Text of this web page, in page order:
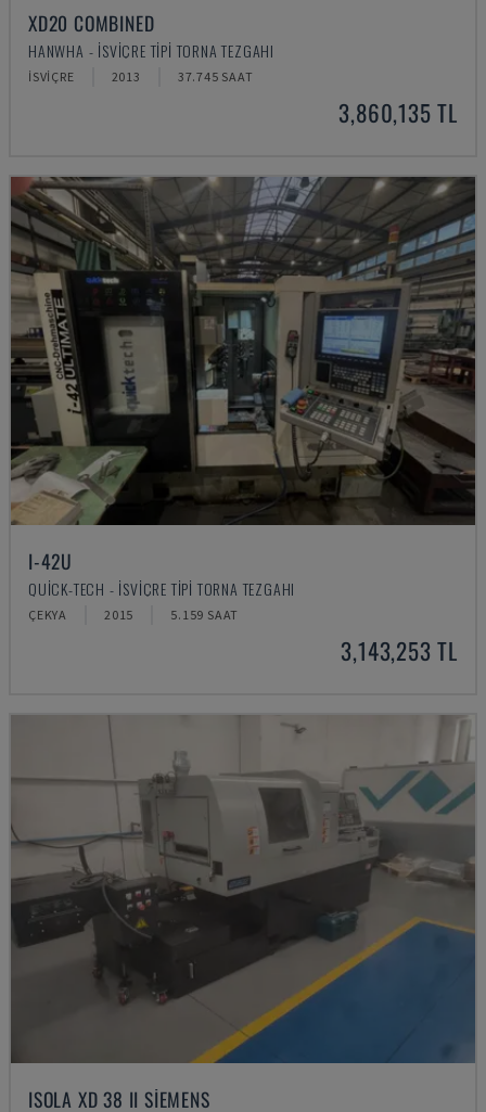
XD20 COMBINED
HANWHA - İSVIÇRE TIPI TORNA TEZGAHI
İSVIÇRE 2013 37.745 SAAT
3,860,135 TL
I-42U
QUICK-TECH - İSVIÇRE TIPI TORNA TEZGAHI
ÇEKYA 2015 5.159 SAAT
3,143,253 TL
ISOLA XD 38 II SIEMENS